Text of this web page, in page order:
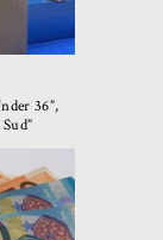
36”,